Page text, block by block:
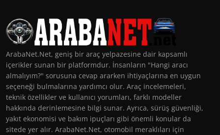
ArabaNet.Net, geniş bir araç yelpazesine dair kapsamlı
içerikler sunan bir platformdur. İnsanların "Hangi aracı
almalıyım?" sorusuna cevap ararken ihtiyaçlarına en uygun
seçeneği bulmalarına yardımcı olur. Araç incelemeleri,
teknik özellikler ve kullanıcı yorumları, farklı modeller
hakkında derinlemesine bilgi sunar. Ayrıca, sürüş güvenliği,
yakıt ekonomisi ve bakım ipuçları gibi önemli konular da
sitede yer alır. ArabaNet.Net, otomobil meraklıları için